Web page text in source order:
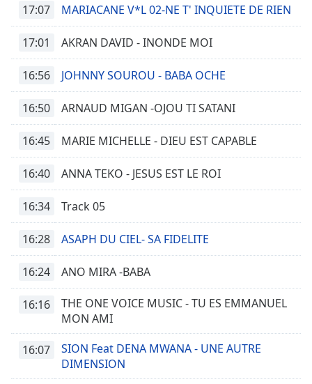
17:07 MARIACANE V*L 02-NE T' INQUIETE DE RIEN
17:01 AKRAN DAVID - INONDE MOI
16:56 JOHNNY SOUROU - BABA OCHE
16:50 ARNAUD MIGAN -OJOU TI SATANI
16:45 MARIE MICHELLE - DIEU EST CAPABLE
16:40 ANNA TEKO - JESUS EST LE ROI
16:34 Track 05
16:28 ASAPH DU CIEL- SA FIDELITE
16:24 ANO MIRA -BABA
16:16
THE ONE VOICE MUSIC - TU ES EMMANUEL
MON AMI
16:07
SION Feat DENA MWANA - UNE AUTRE
DIMENSION